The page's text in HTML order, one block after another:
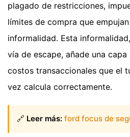
plagado de restricciones,
límites de compra que
informalidad. Esta
vía de escape, añade una
costos transaccionales que el
vez calcula correctamente.
🔗 Leer más: ford focus de